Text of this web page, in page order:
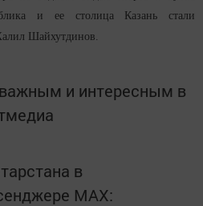
и ее столица Казань стали
Шайхутдинов.
и интересным в
в
MАХ: